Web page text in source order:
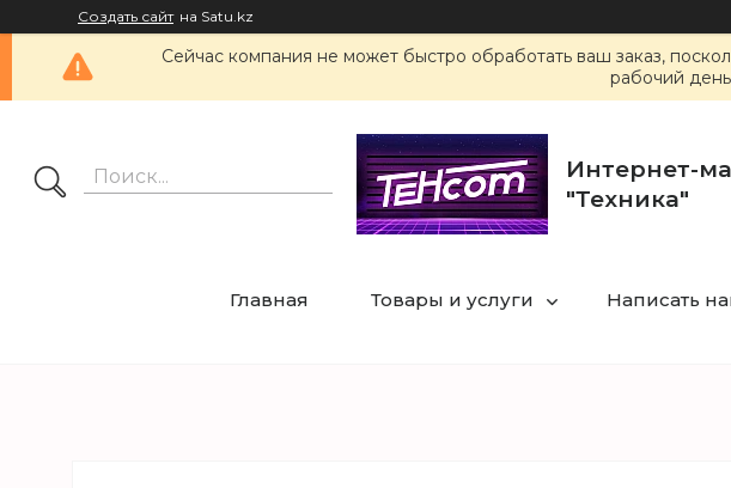
Создать сайт на Satu.kz
Сейчас компания не может быстро обработать ваш заказ,
рабочий
Интернет-
"Техника"
Главная Товары и услуги Написать